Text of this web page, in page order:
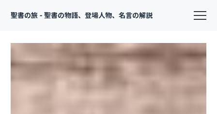
聖書の旅 - 聖書の物語、登場人物、名言の解説